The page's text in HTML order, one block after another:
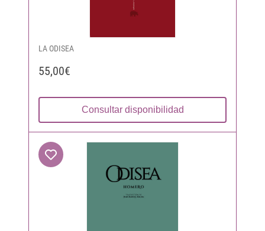
LA ODISEA
55,00€
Consultar disponibilidad